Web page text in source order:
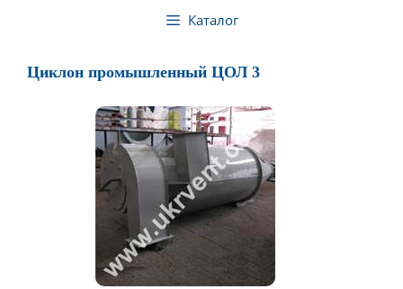
Каталог
Циклон промышленный ЦОЛ 3